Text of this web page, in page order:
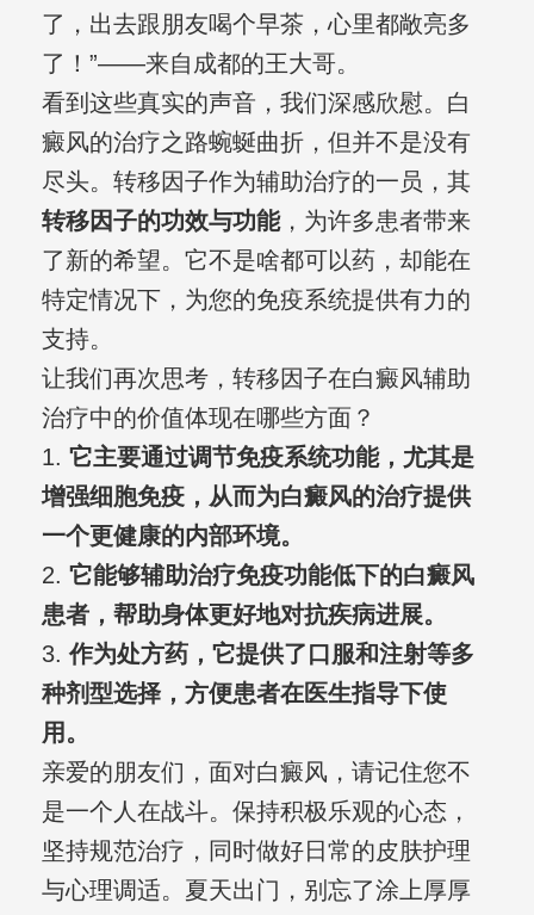
了，出去跟朋友喝个早茶，心里都敞亮多
了！”——来自成都的王大哥。
看到这些真实的声音，我们深感欣慰。白
癜风的治疗之路蜿蜒曲折，但并不是没有
尽头。转移因子作为辅助治疗的一员，其
转移因子的功效与功能，为许多患者带来
了新的希望。它不是啥都可以药，却能在
特定情况下，为您的免疫系统提供有力的
支持。
让我们再次思考，转移因子在白癜风辅助
治疗中的价值体现在哪些方面？
1. 它主要通过调节免疫系统功能，尤其是
增强细胞免疫，从而为白癜风的治疗提供
一个更健康的内部环境。
2. 它能够辅助治疗免疫功能低下的白癜风
患者，帮助身体更好地对抗疾病进展。
3.作为处方药，它提供了口服和注射等多
种剂型选择，方便患者在医生指导下使
用。
亲爱的朋友们，面对白癜风，请记住您不
是一个人在战斗。保持积极乐观的心态，
坚持规范治疗，同时做好日常的皮肤护理
与心理调适。夏天出门，别忘了涂上厚厚